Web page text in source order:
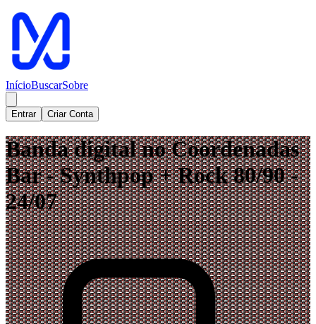
InícioBuscarSobre
Entrar Criar Conta
Banda digital no Coordenadas
Bar - Synthpop + Rock 80/90 -
24/07